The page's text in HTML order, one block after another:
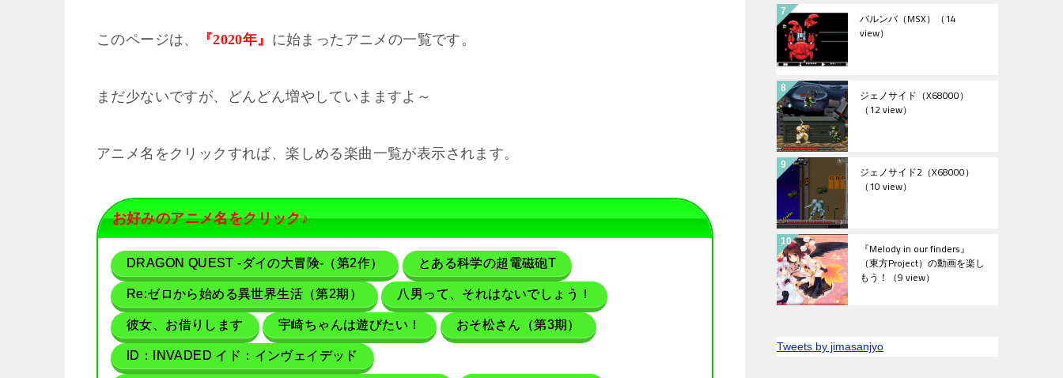
このページは、 『2020年』 に始まったアニメの一覧です。
まだ少ないですが、どんどん増やしていまますよ～
アニメ名をクリックすれば、楽しめる楽曲一覧が表示されます。
お好みのアニメ名をクリック♪
DRAGON QUEST -ダイの大冒険-（第2作） とある科学の超電磁砲T
Re:ゼロから始める異世界生活（第2期） 八男って、それはないでしょう！
彼女、お借りします 宇崎ちゃんは遊びたい！ おそ松さん（第3期）
ID：INVADED イド：インヴェイデッド
バルンバ（MSX） （14
view）
ジェノサイド（X68000）
（12 view）
ジェノサイド2（X68000）
（10 view）
『Melody in our finders』
（東方Project）の動画を楽し
もう！ （9 view）
Tweets by jimasanjyo